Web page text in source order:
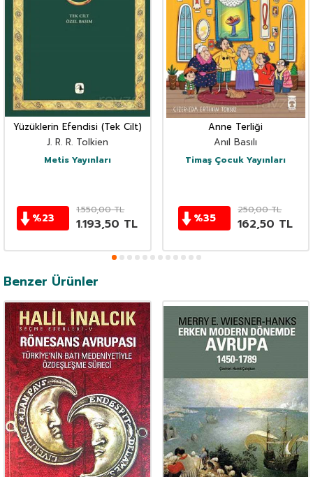
Yüzüklerin Efendisi (Tek Cilt)
J. R. R. Tolkien
Metis Yayınları
%23
1.550,00TL
1.193,50 TL
Anne Terliği
Anıl Basılı
Timaş Çocuk Yayınları
%35
250,00TL
162,50 TL
Benzer Ürünler